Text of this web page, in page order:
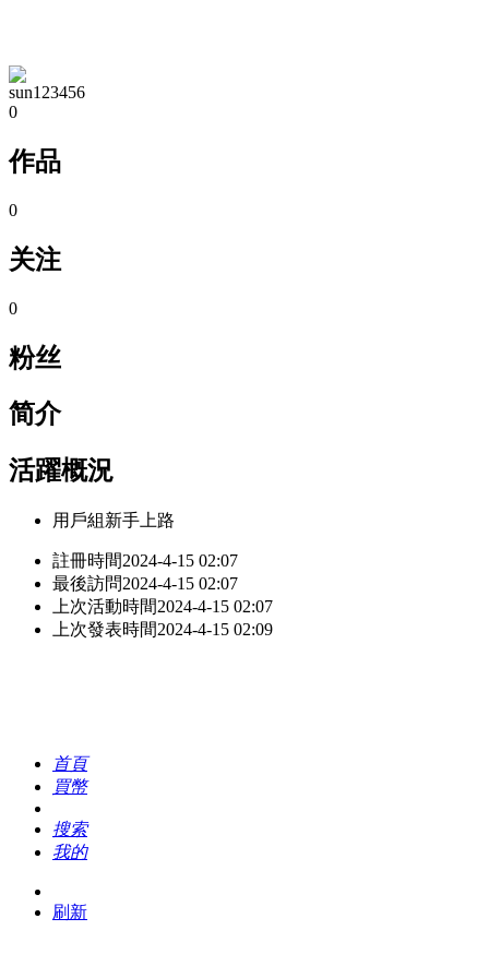
sun123456
0
作品
0
关注
0
粉丝
简介
活躍概況
用戶組新手上路
註冊時間2024-4-15 02:07
最後訪問2024-4-15 02:07
上次活動時間2024-4-15 02:07
上次發表時間2024-4-15 02:09
首頁
買幣
搜索
我的
刷新